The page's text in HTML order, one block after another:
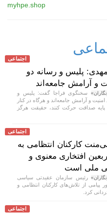
myhpe.shop
اجتماعی
پلیس و رسانه دو
و آرامش جامعه‌اند
سخنگوی فراجا گفت: پلیس و
امنیت و آرامش جامعه‌اند و هرگاه در کنار
پایه صداقت حرکت کنند، حقیقت هرگز
اجتماعی
کارکنان انتظامی به
افتخاری معنوی و
ملی است
رئیس سازمان عقیدتی سیاسی
پیامی از تلاش‌های کارکنان انتظامی و
کرد.
اجتماعی